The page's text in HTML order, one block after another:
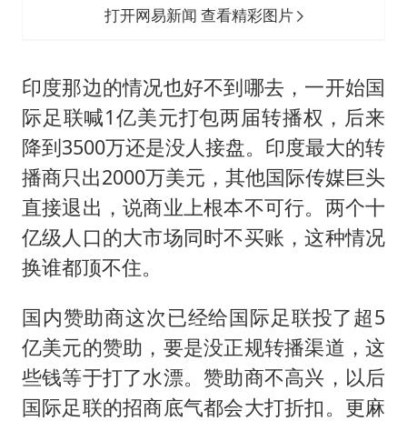
打开网易新闻 查看精彩图片
印度那边的情况也好不到哪去，一开始国
际足联喊1亿美元打包两届转播权，后来
降到3500万还是没人接盘。印度最大的转
播商只出2000万美元，其他国际传媒巨头
直接退出，说商业上根本不可行。两个十
亿级人口的大市场同时不买账，这种情况
换谁都顶不住。
国内赞助商这次已经给国际足联投了超5
亿美元的赞助，要是没正规转播渠道，这
些钱等于打了水漂。赞助商不高兴，以后
国际足联的招商底气都会大打折扣。更麻